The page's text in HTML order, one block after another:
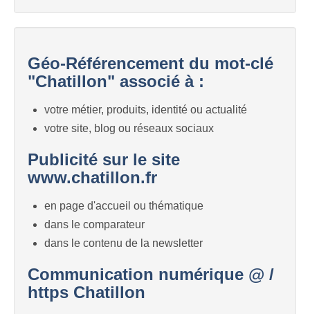
Géo-Référencement du mot-clé
"Chatillon" associé à :
votre métier, produits, identité ou actualité
votre site, blog ou réseaux sociaux
Publicité sur le site
www.chatillon.fr
en page d'accueil ou thématique
dans le comparateur
dans le contenu de la newsletter
Communication numérique @ /
https Chatillon